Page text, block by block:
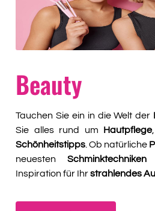
Beauty
Tauchen Sie ein in die Welt der
Sie alles rund um Hautpflege,
Schönheitstipps . Ob natürliche
neuesten Schminktechniken
Inspiration für Ihrstrahlendes